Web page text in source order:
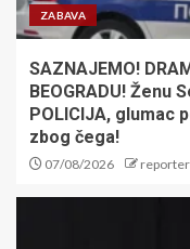
5
ZABAVA
SAZNAJEMO!
BEOGRADU! Ženu
POLICIJA, glumac
zbog čega!
07/08/2026 reporter